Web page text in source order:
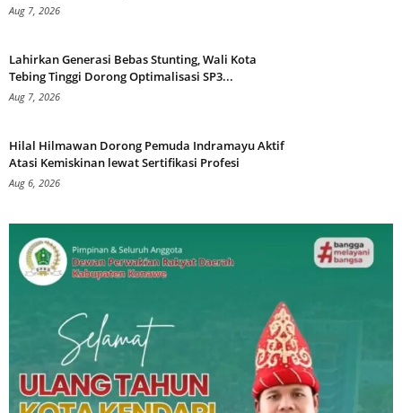
Aug 7, 2026
Lahirkan Generasi Bebas Stunting, Wali Kota
Tebing Tinggi Dorong Optimalisasi SP3...
Aug 7, 2026
Hilal Hilmawan Dorong Pemuda Indramayu Aktif
Atasi Kemiskinan lewat Sertifikasi Profesi
Aug 6, 2026